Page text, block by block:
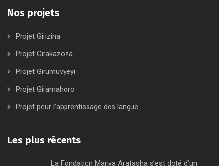
Nos projets
Projet Girizina
Projet Girakazoza
Projet Girumuvyeyi
Projet Giramahoro
Projet pour l’apprentissage des langue
Les plus récents
La Fondation Mariya Arafasha s’est doté d’un